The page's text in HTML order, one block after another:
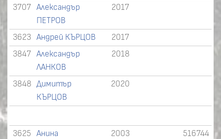
3707
Александър
ПЕТРОВ
2017
3623 Андрей КЪРЦОВ
2017
3847
Александър
ЛАНКОВ
2018
3848
Димитър
КЪРЦОВ
2020
3625
Анина
2003 516744